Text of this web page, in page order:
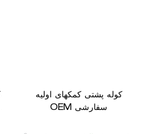
کوله پشتی کمکهای اولیه
OEM سفارشی